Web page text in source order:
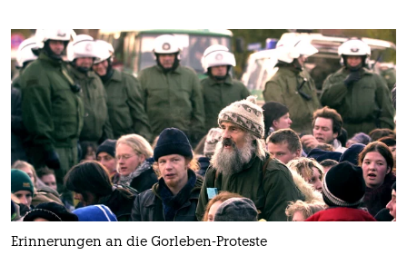
Erinnerungen an die Gorleben-Proteste